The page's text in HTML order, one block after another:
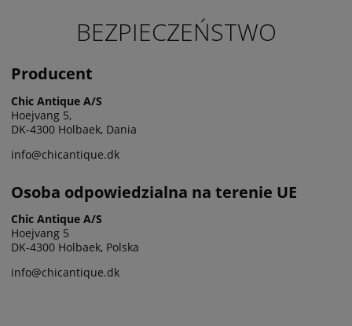
BEZPIECZEŃSTWO
Producent
Chic Antique A/S
Hoejvang 5,
DK-4300 Holbaek, Dania
info@chicantique.dk
Osoba odpowiedzialna na terenie UE
Chic Antique A/S
Hoejvang 5
DK-4300 Holbaek, Polska
info@chicantique.dk